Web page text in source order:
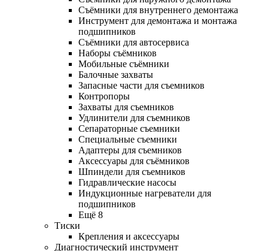
Съёмники для внутреннего демонтажа
Инструмент для демонтажа и монтажа
подшипников
Съёмники для автосервиса
Наборы съёмников
Мобильные съёмники
Балочные захваты
Запасные части для съемников
Контропоры
Захваты для съемников
Удлинители для съемников
Сепараторные съемники
Специальные съемники
Адаптеры для съемников
Аксессуары для съёмников
Шпиндели для съемников
Гидравлические насосы
Индукционные нагреватели для
подшипников
Ещё 8
Тиски
Крепления и аксессуары
Диагностический инструмент